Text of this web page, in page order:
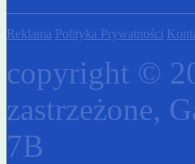
Reklama Polityka Prywatności
copyright ©
zastrzeżone,
7B